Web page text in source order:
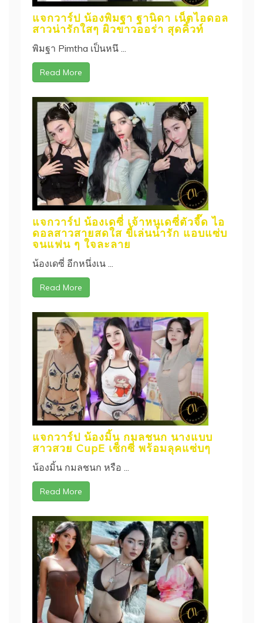
แจกวาร์ป น้องพิมฐา ฐานิดา เน็ตไอดอล
สาวน่ารักใสๆ ผิวขาวออร่า สุดคิ้วท์
พิมฐา Pimtha เป็นหนึ ...
Read More
แจกวาร์ป น้องเดซี่ เจ้าหนูเดซี่ตัวจี๊ด ไอ
ดอลสาวสายสดใส ขี้เล่นน่ารัก แอบแซ่บ
จนแฟน ๆ ใจละลาย
น้องเดซี่ อีกหนึ่งเน ...
Read More
แจกวาร์ป น้องมิ้น กมลชนก นางแบบ
สาวสวย CupE เซ็กซี่ พร้อมลุคแซ่บๆ
น้องมิ้น กมลชนก หรือ ...
Read More